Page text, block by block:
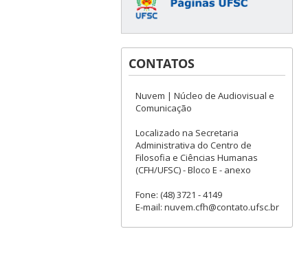
CONTATOS
Nuvem | Núcleo de Audiovisual e
Comunicação
Localizado na Secretaria
Administrativa do Centro de
Filosofia e Ciências Humanas
(CFH/UFSC) - Bloco E - anexo
Fone: (48) 3721 - 4149
E-mail: nuvem.cfh@contato.ufsc.br